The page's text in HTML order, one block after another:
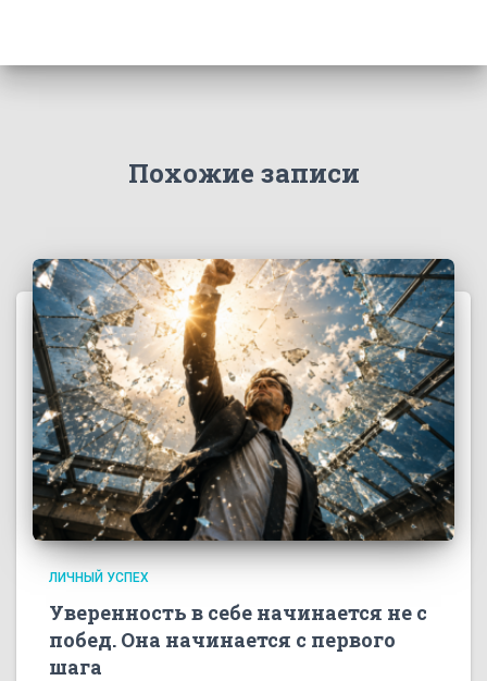
Похожие записи
ЛИЧНЫЙ УСПЕХ
Уверенность в себе начинается не с
побед. Она начинается с первого
шага